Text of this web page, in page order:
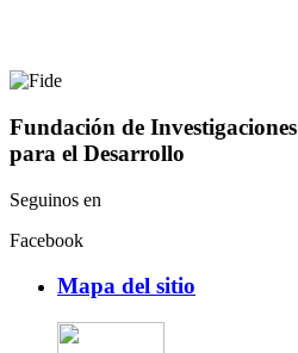
Fundación de Investigaciones
para el Desarrollo
Seguinos en
Facebook
Mapa del sitio